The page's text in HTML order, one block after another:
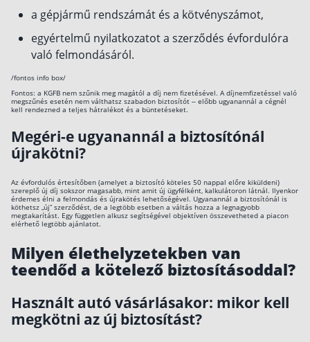
a gépjármű rendszámát és a kötvényszámot,
egyértelmű nyilatkozatot a szerződés évfordulóra
való felmondásáról.
/fontos info box/
Fontos: a KGFB nem szűnik meg magától a díj nem fizetésével. A díjnemfizetéssel való
megszűnés esetén nem válthatsz szabadon biztosítót – előbb ugyanannál a cégnél
kell rendezned a teljes hátralékot és a büntetéseket.
Megéri-e ugyanannál a biztosítónál
újrakötni?
Az évfordulós értesítőben (amelyet a biztosító köteles 50 nappal előre kiküldeni)
szereplő új díj sokszor magasabb, mint amit új ügyfélként, kalkulátoron látnál. Ilyenkor
érdemes élni a felmondás és újrakötés lehetőségével. Ugyanannál a biztosítónál is
köthetsz „új” szerződést, de a legtöbb esetben a váltás hozza a legnagyobb
megtakarítást. Egy független alkusz segítségével objektíven összevetheted a piacon
elérhető legtöbb ajánlatot.
Milyen élethelyzetekben van
teendőd a kötelező biztosításoddal?
Használt autó vásárlásakor: mikor kell
megkötni az új biztosítást?